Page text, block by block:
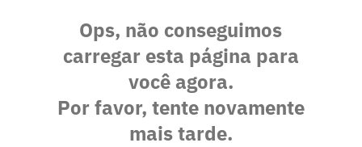
Ops, não conseguimos
carregar esta página para
você agora.
Por favor, tente novamente
mais tarde.